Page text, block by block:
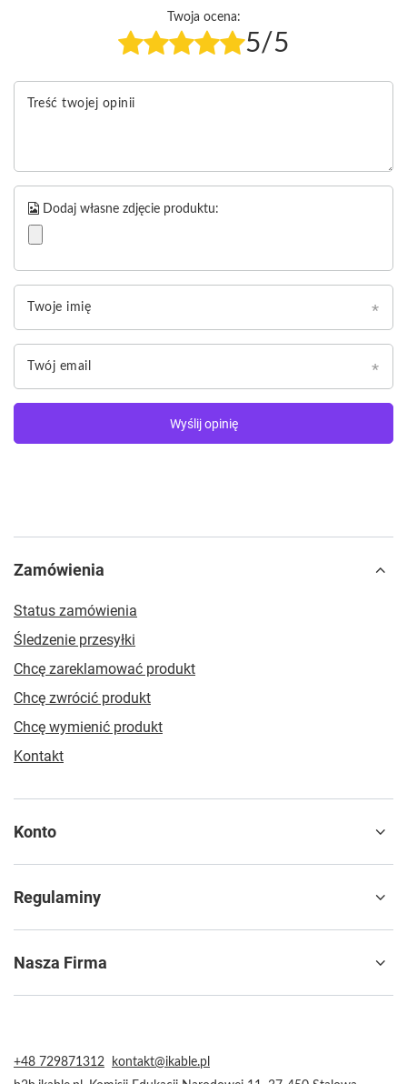
Twoja ocena:
5/5
Treść twojej opinii
Dodaj własne zdjęcie produktu:
Twoje imię
Twój email
Wyślij opinię
Zamówienia
Status zamówienia
Śledzenie przesyłki
Chcę zareklamować produkt
Chcę zwrócić produkt
Chcę wymienić produkt
Kontakt
Konto
Regulaminy
Nasza Firma
+48 729871312
kontakt@ikable.pl